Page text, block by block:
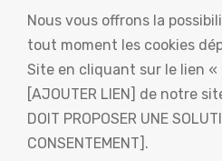
Nous vous offrons la
tout moment les cookies
Site en cliquant sur le lien «
[AJOUTER LIEN] de notre
DOIT PROPOSER UNE
CONSENTEMENT].